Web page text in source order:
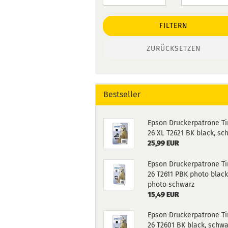
FILTERN
ZURÜCKSETZEN
Bestseller
Epson Druckerpatrone
26 XL T2621 BK black,
25,99 EUR
Epson Druckerpatrone
26 T2611 PBK photo
photo schwarz
15,49 EUR
Epson Druckerpatrone
26 T2601 BK black,